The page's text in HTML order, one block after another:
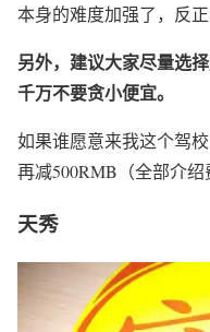
本身的难度加强了，反
另外，建议大家尽量选
千万不要贪小便宜。
如果谁愿意来我这个驾
再减500RMB（全部介绍
天秀